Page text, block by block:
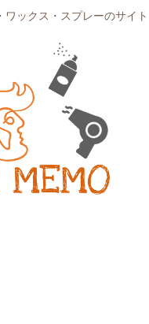
ワックス・スプレーのサイト